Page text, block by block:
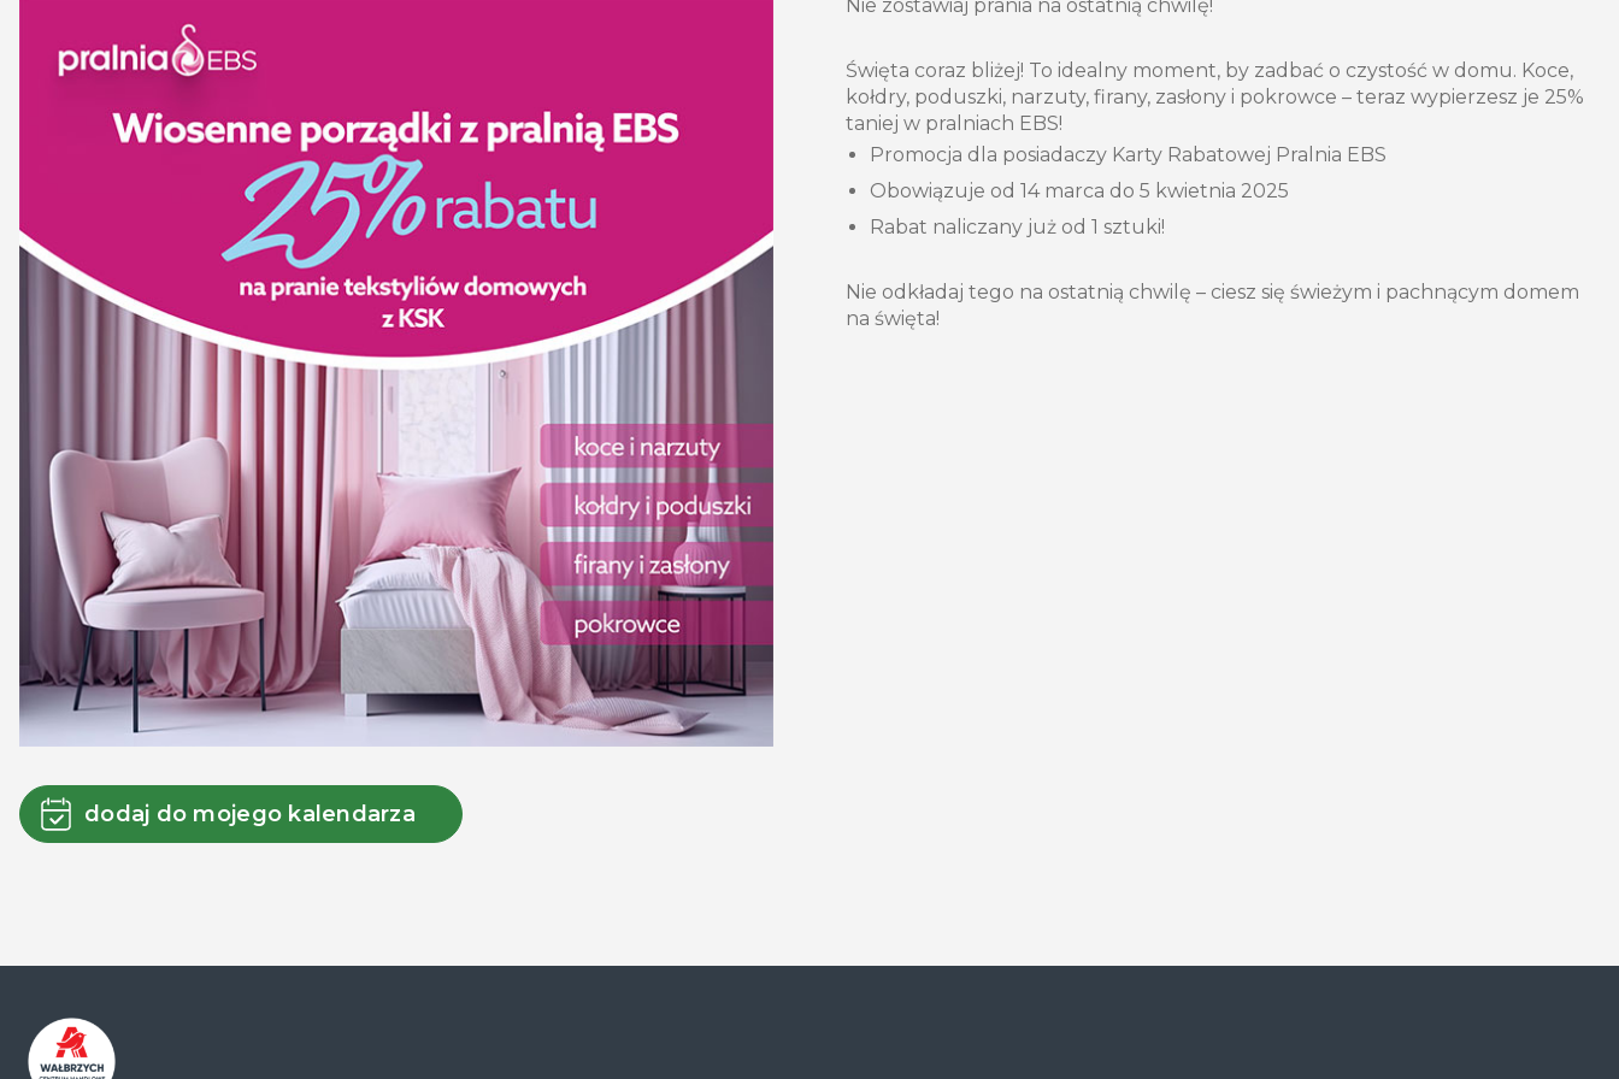
dodaj do mojego kalendarza
Nie zostawiaj prania na ostatnią chwilę!
Święta coraz bliżej! To idealny moment, by zadbać o czystość w domu. Koce,
kołdry, poduszki, narzuty, firany, zasłony i pokrowce – teraz wypierzesz je 25%
taniej w pralniach EBS!
Promocja dla posiadaczy Karty Rabatowej Pralnia EBS
Obowiązuje od 14 marca do 5 kwietnia 2025
Rabat naliczany już od 1 sztuki!
Nie odkładaj tego na ostatnią chwilę – ciesz się świeżym i pachnącym domem
na święta!